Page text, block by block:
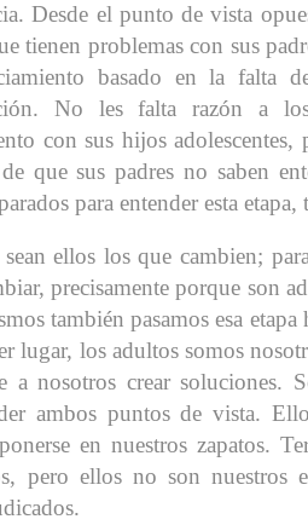
Desde el punto de vista
tienen problemas con sus
basado en la falta
No les falta razón a
con sus hijos
que sus padres no saben
para entender esta
ellos los que cambien;
precisamente porque son
también pasamos esa
lugar, los adultos somos
a nosotros crear soluciones.
ambos puntos de vista.
en nuestros zapatos.
pero ellos no son